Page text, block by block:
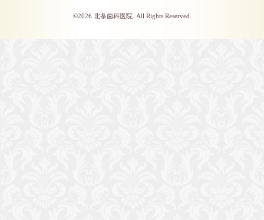
©2026 北条歯科医院. All Rights Reserved.